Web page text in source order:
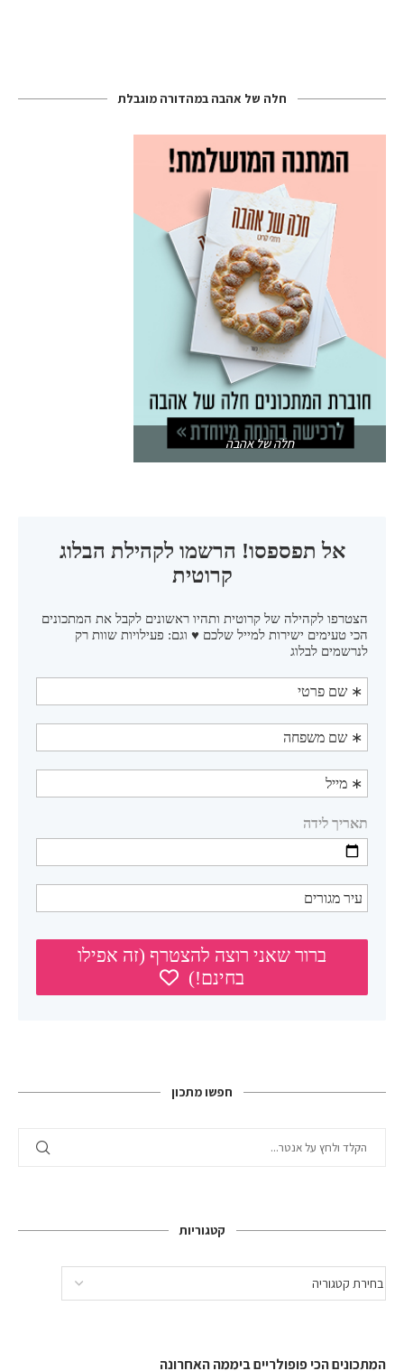
חלה של אהבה במהדורה מוגבלת
חלה של אהבה
חפשו מתכון
קטגוריות
המתכונים הכי פופולריים ביממה האחרונה